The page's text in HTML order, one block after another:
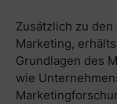
Zusätzlich zu
Marketing,
Grundlagen des
wie